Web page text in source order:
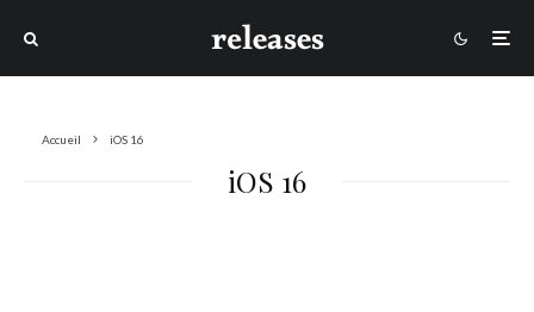
Accueil iOS 16
iOS 16